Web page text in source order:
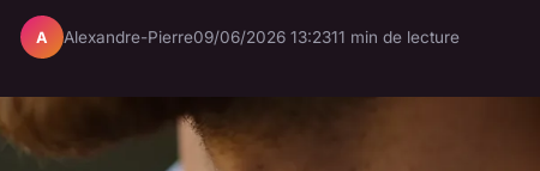
A Alexandre-Pierre09/06/2026 13:2311 min de lecture